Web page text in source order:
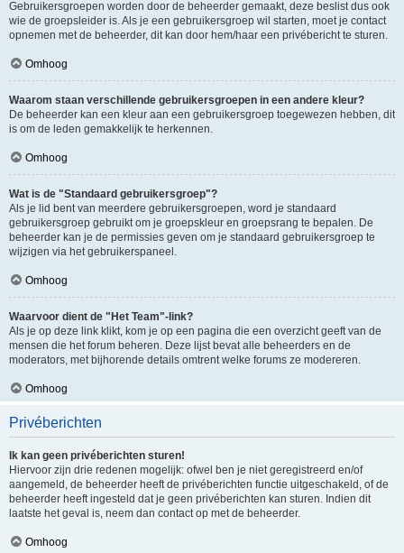
Gebruikersgroepen worden door de beheerder gemaakt, deze beslist dus ook
wie de groepsleider is. Als je een gebruikersgroep wil starten, moet je contact
opnemen met de beheerder, dit kan door hem/haar een privébericht te sturen.
Omhoog
Waarom staan verschillende gebruikersgroepen in een andere kleur?
De beheerder kan een kleur aan een gebruikersgroep toegewezen hebben, dit
is om de leden gemakkelijk te herkennen.
Omhoog
Wat is de "Standaard gebruikersgroep"?
Als je lid bent van meerdere gebruikersgroepen, word je standaard
gebruikersgroep gebruikt om je groepskleur en groepsrang te bepalen. De
beheerder kan je de permissies geven om je standaard gebruikersgroep te
wijzigen via het gebruikerspaneel.
Omhoog
Waarvoor dient de "Het Team"-link?
Als je op deze link klikt, kom je op een pagina die een overzicht geeft van de
mensen die het forum beheren. Deze lijst bevat alle beheerders en de
moderators, met bijhorende details omtrent welke forums ze modereren.
Omhoog
Privéberichten
Ik kan geen privéberichten sturen!
Hiervoor zijn drie redenen mogelijk: ofwel ben je niet geregistreerd en/of
aangemeld, de beheerder heeft de privéberichten functie uitgeschakeld, of de
beheerder heeft ingesteld dat je geen privéberichten kan sturen. Indien dit
laatste het geval is, neem dan contact op met de beheerder.
Omhoog